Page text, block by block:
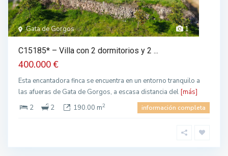
1
Gata de Gorgos
C15185* – Villa con 2 dormitorios y 2 ...
400.000 €
Esta encantadora finca se encuentra en un entorno tranquilo a
las afueras de Gata de Gorgos, a escasa distancia del [más]
2
2 190.00 m2 información completa